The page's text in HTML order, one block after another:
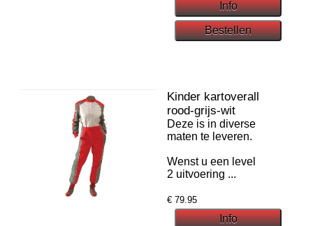
Kinder kartoverall
rood-grijs-wit
Deze is in diverse
maten te leveren.
Wenst u een level
2 uitvoering ...
€ 79.95